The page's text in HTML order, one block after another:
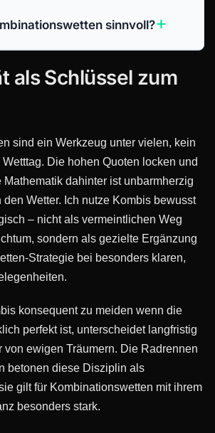
sinnvoll?
als Schlüssel zum
sind ein Werkzeug unter vielen, kein
Die hohen Quoten locken und
Mathematik dahinter ist unbarmherzig
den Wetter. Ich nutze Kombis bewusst
– nicht als vermeintlichen Weg
sondern als gezielte Ergänzung
Strategie bei besonders klaren,
konsequent zu meiden wenn die
perfekt ist, unterscheidet langfristig
von ewigen Träumern. Die Radrennen
betonen diese Disziplin als
gilt für Kombinationswetten mit ihrem
besonders stark.